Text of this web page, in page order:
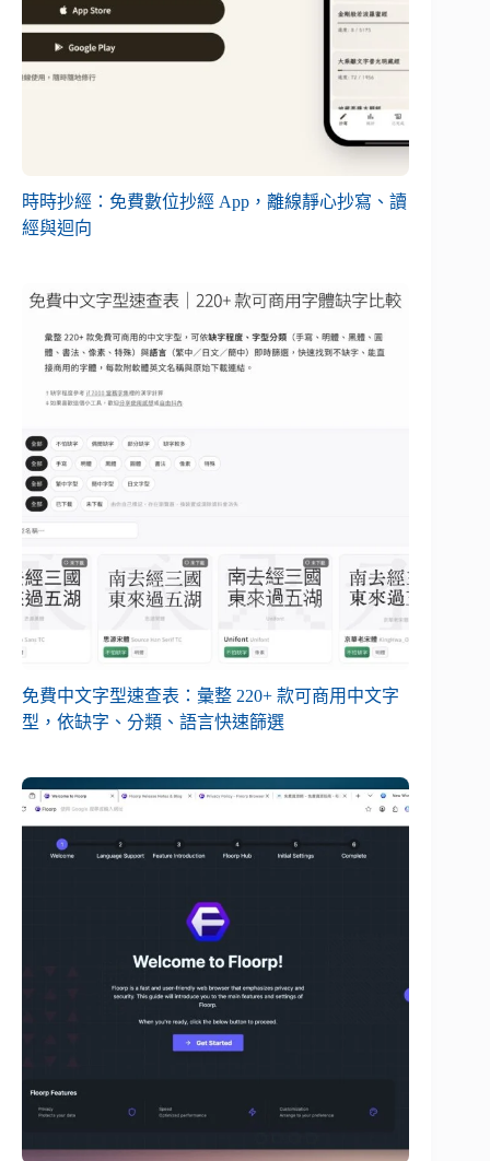
時時抄經：免費數位抄經 App，離線靜心抄寫、讀
經與迴向
免費中文字型速查表：彙整 220+ 款可商用中文字
型，依缺字、分類、語言快速篩選